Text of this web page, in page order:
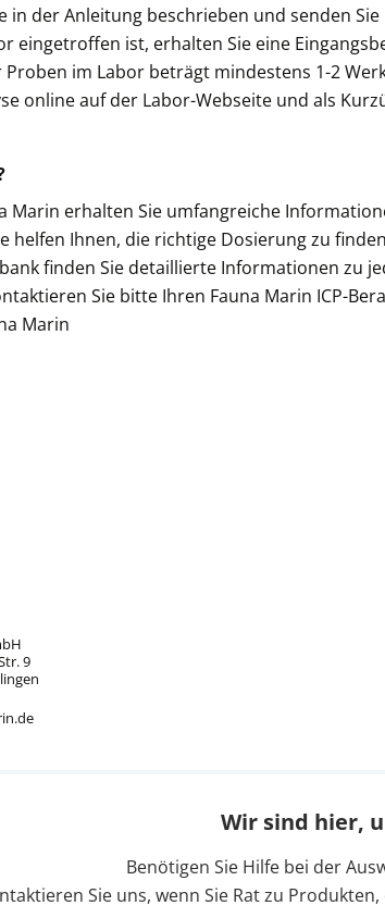
in der Anleitung beschrieben und senden
eingetroffen ist, erhalten Sie eine
im Labor beträgt mindestens 1-2
online auf der Labor-Webseite und als
Marin erhalten Sie umfangreiche
helfen Ihnen, die richtige Dosierung zu
finden Sie detaillierte Informationen zu
Sie bitte Ihren Fauna Marin ICP-
Marin
9
Wir sind hier,
Benötigen Sie Hilfe bei der
Sie uns, wenn Sie Rat zu